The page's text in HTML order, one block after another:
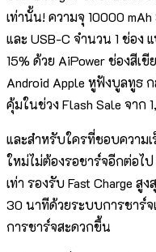
เท่านั้น! ความจุ 10000
และ USB-C จำนวน 1 ช่อง
15% ด้วย AiPower ช่องสี
Android Apple หูฟังบูลทูธ
คุ้มในช่วง Flash Sale จาก
และสำหรับใครที่ชอบความ
ใหม่ไม่ต้องรอชาร์จอีกต่อไ
เท่า รองรับ Fast Charge
30 นาทีด้วยระบบการชาร์จ
การชาร์จสะดวกขึ้น